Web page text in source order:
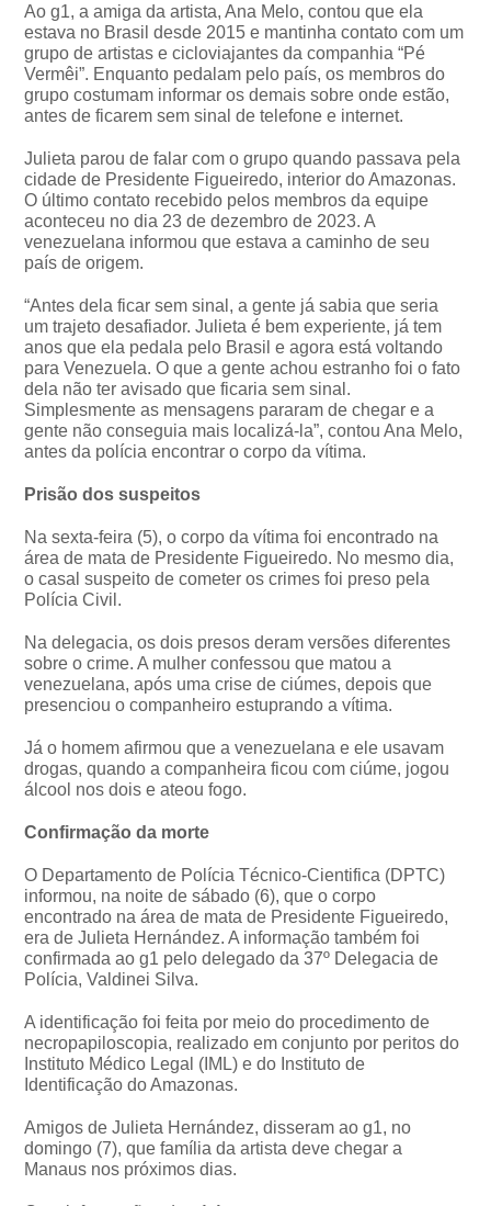
Ao g1, a amiga da artista, Ana Melo, contou que ela
estava no Brasil desde 2015 e mantinha contato com um
grupo de artistas e cicloviajantes da companhia “Pé
Vermêi”. Enquanto pedalam pelo país, os membros do
grupo costumam informar os demais sobre onde estão,
antes de ficarem sem sinal de telefone e internet.
Julieta parou de falar com o grupo quando passava pela
cidade de Presidente Figueiredo, interior do Amazonas.
O último contato recebido pelos membros da equipe
aconteceu no dia 23 de dezembro de 2023. A
venezuelana informou que estava a caminho de seu
país de origem.
“Antes dela ficar sem sinal, a gente já sabia que seria
um trajeto desafiador. Julieta é bem experiente, já tem
anos que ela pedala pelo Brasil e agora está voltando
para Venezuela. O que a gente achou estranho foi o fato
dela não ter avisado que ficaria sem sinal.
Simplesmente as mensagens pararam de chegar e a
gente não conseguia mais localizá-la”, contou Ana Melo,
antes da polícia encontrar o corpo da vítima.
Prisão dos suspeitos
Na sexta-feira (5), o corpo da vítima foi encontrado na
área de mata de Presidente Figueiredo. No mesmo dia,
o casal suspeito de cometer os crimes foi preso pela
Polícia Civil.
Na delegacia, os dois presos deram versões diferentes
sobre o crime. A mulher confessou que matou a
venezuelana, após uma crise de ciúmes, depois que
presenciou o companheiro estuprando a vítima.
Já o homem afirmou que a venezuelana e ele usavam
drogas, quando a companheira ficou com ciúme, jogou
álcool nos dois e ateou fogo.
Confirmação da morte
O Departamento de Polícia Técnico-Cientifica (DPTC)
informou, na noite de sábado (6), que o corpo
encontrado na área de mata de Presidente Figueiredo,
era de Julieta Hernández. A informação também foi
confirmada ao g1 pelo delegado da 37º Delegacia de
Polícia, Valdinei Silva.
A identificação foi feita por meio do procedimento de
necropapiloscopia, realizado em conjunto por peritos do
Instituto Médico Legal (IML) e do Instituto de
Identificação do Amazonas.
Amigos de Julieta Hernández, disseram ao g1, no
domingo (7), que família da artista deve chegar a
Manaus nos próximos dias.